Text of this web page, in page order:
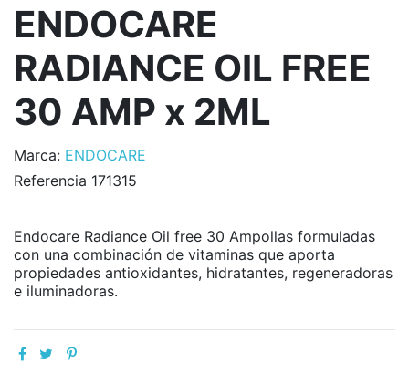
ENDOCARE
RADIANCE OIL FREE
30 AMP x 2ML
Marca: ENDOCARE
Referencia 171315
Endocare Radiance Oil free 30 Ampollas formuladas
con una combinación de vitaminas que aporta
propiedades antioxidantes, hidratantes, regeneradoras
e iluminadoras.